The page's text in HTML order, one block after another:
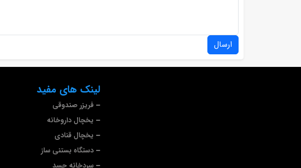
ارسال
لینک های مفید
فریزر صندوقی
یخچال داروخانه
یخچال قنادی
دستگاه بستنی ساز
سردخانه جسد